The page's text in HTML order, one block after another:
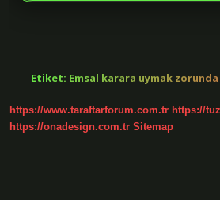
Etiket: Emsal karara uymak zorunda
https://www.taraftarforum.com.tr https://
https://onadesign.com.tr Sitemap